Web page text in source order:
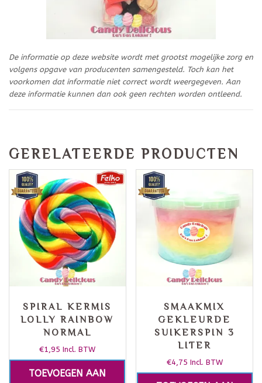
De informatie op deze website wordt met grootst mogelijke zorg en
volgens opgave van producenten samengesteld. Toch kan het
voorkomen dat informatie niet correct wordt weergegeven. Aan
deze informatie kunnen dan ook geen rechten worden ontleend.
GERELATEERDE PRODUCTEN
SPIRAL KERMIS
LOLLY RAINBOW
NORMAL
€1,95 Incl. BTW
TOEVOEGEN AAN
SMAAKMIX
GEKLEURDE
SUIKERSPIN 3
LITER
€4,75 Incl. BTW